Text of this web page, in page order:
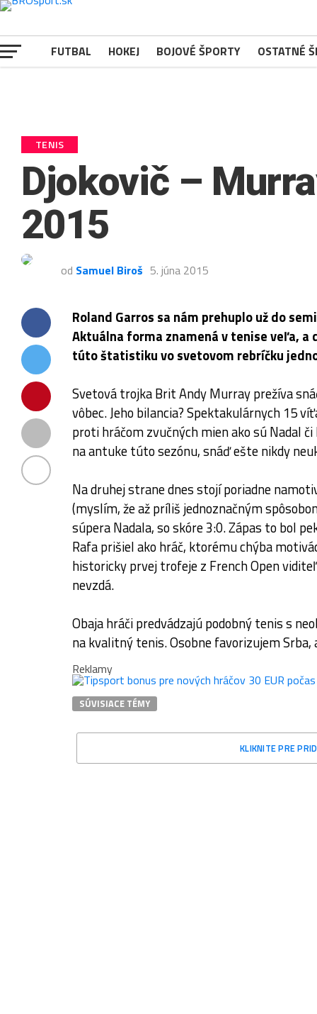
Pre zlepšovanie vášho zážitku na našich stránkach používame
súbory cookies.
FUTBAL
HOKEJ BOJOVÉ ŠPORTY OSTATNÉ
TENIS
Djokovič –
2015
od Samuel Biroš 5. júna 2015
Roland Garros sa nám prehuplo už do
Aktuálna forma znamená v tenise veľa,
túto štatistiku vo svetovom rebríčku
Svetová trojka Brit Andy Murray prežíva
vôbec. Jeho bilancia? Spektakulárnych 15
proti hráčom zvučných mien ako sú Nadal
na antuke túto sezónu, snáď ešte nikdy
Na druhej strane dnes stojí poriadne
(myslím, že až príliš jednoznačným
súpera Nadala, so skóre 3:0. Zápas to bol
Rafa prišiel ako hráč, ktorému chýba
historicky prvej trofeje z French Open
nevzdá.
Obaja hráči predvádzajú podobný tenis s
na kvalitný tenis. Osobne favorizujem
Reklamy
SÚVISIACE TÉMY
KLIKNITE PRE